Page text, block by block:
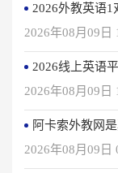
2026外教英语
2026年08月09日
2026线上英语
2026年08月09日
阿卡索外教网
2026年08月09日